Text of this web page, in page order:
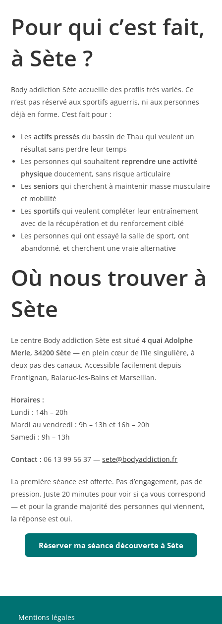
Pour qui c’est fait,
à Sète ?
Body addiction Sète accueille des profils très variés. Ce
n’est pas réservé aux sportifs aguerris, ni aux personnes
déjà en forme. C’est fait pour :
Lesactifs pressés du bassin de Thau qui veulent un
résultat sans perdre leur temps
Les personnes qui souhaitent reprendre une activité
physique doucement, sans risque articulaire
Lesseniors qui cherchent à maintenir masse musculaire
et mobilité
Lessportifs qui veulent compléter leur entraînement
avec de la récupération et du renforcement ciblé
Les personnes qui ont essayé la salle de sport, ont
abandonné, et cherchent une vraie alternative
Où nous trouver à
Sète
Le centre Body addiction Sète est situé4 quai Adolphe
Merle, 34200 Sète — en plein cœur de l’île singulière, à
deux pas des canaux. Accessible facilement depuis
Frontignan, Balaruc-les-Bains et Marseillan.
Horaires :
Lundi : 14h – 20h
Mardi au vendredi : 9h – 13h et 16h – 20h
Samedi : 9h – 13h
Contact : 06 13 99 56 37 —sete@bodyaddiction.fr
La première séance est offerte. Pas d’engagement, pas de
pression. Juste 20 minutes pour voir si ça vous correspond
— et pour la grande majorité des personnes qui viennent,
la réponse est oui.
Réserver ma séance découverte à Sète
Mentions légales